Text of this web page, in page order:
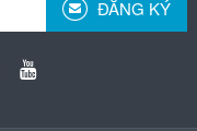
ĐĂNG KÝ